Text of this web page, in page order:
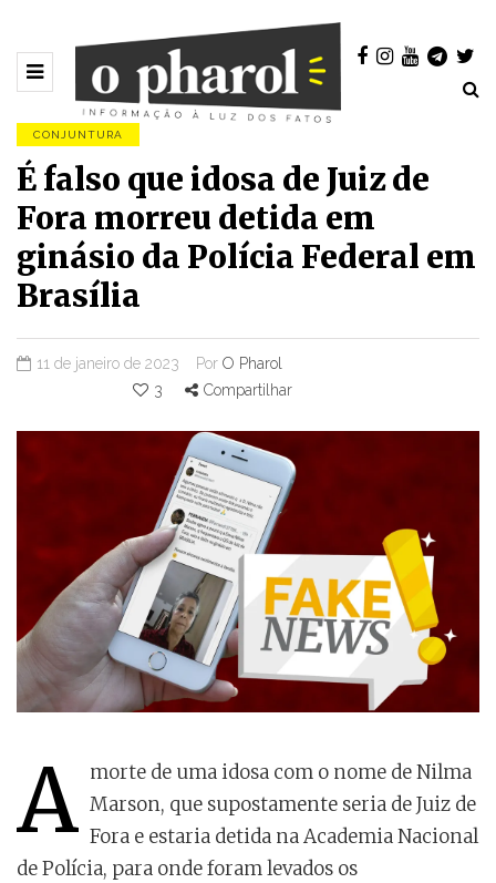
CONJUNTURA
É falso que idosa de Juiz de
Fora morreu detida em
ginásio da Polícia Federal em
Brasília
11 de janeiro de 2023 Por O Pharol
3
Compartilhar
A morte de uma idosa com o nome de Nilma
Marson, que supostamente seria de Juiz de
Fora e estaria detida na Academia Nacional
de Polícia, para onde foram levados os